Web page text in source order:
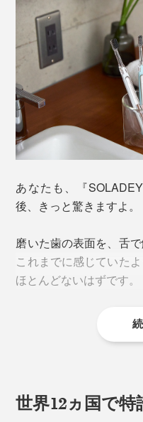
あなたも、『
後、きっと驚きますよ。
磨いた歯の表面を、舌
これまでに感じていた
ほとんどないはずです。
世界12ヵ国で特